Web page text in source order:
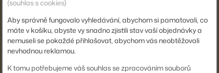
Skladem 1 ks,3 881 Kč
(souhlas s cookies)
Aby správně fungovalo vyhledávání, abychom si pamatovali, co
máte v košíku, abyste vy snadno zjistili stav vaší objednávky a
nemuseli se pokaždé přihlašovat, abychom vás neobtěžovali
nevhodnou reklamou.
K tomu potřebujeme váš souhlas se zpracováním souborů